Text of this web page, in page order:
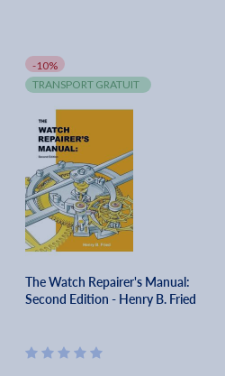
-10%
TRANSPORT GRATUIT
The Watch Repairer's Manual:
Second Edition - Henry B. Fried